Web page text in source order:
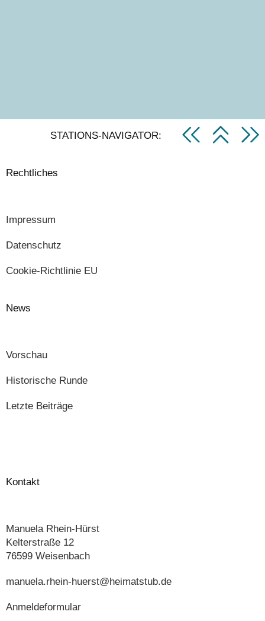
STATIONS-NAVIGATOR:
Rechtliches
Impressum
Datenschutz
Cookie-Richtlinie EU
News
Vorschau
Historische Runde
Letzte Beiträge
Kontakt
Manuela Rhein-Hürst
Kelterstraße 12
76599 Weisenbach
manuela.rhein-huerst@heimatstub.de
Anmeldeformular